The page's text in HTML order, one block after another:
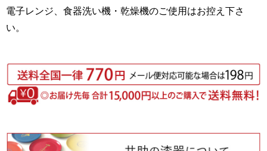
電子レンジ、食器洗い機・乾燥機のご使用はお控え下さ
い。